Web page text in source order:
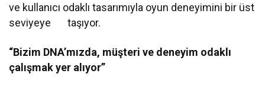
ve kullanıcı odaklı tasarımıyla oyun deneyimini bir üst
seviyeye taşıyor.
“Bizim DNA’mızda, müşteri ve deneyim odaklı
çalışmak yer alıyor”